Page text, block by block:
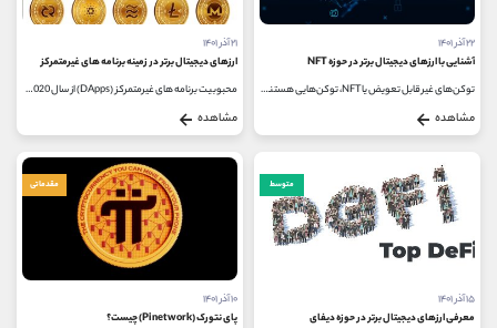
۲۲ آذر ۱۴۰۱
آشنایی با ارزهای دیجیتال برتر در حوزه NFT
توکن‌های غیرقابل تعویض یا NFT، توکن‌هایی هستند که از تکنولوژی بلاک‌ چین استفاده می‌کنند. این توکن‌ها غیر قابل تکثیر...
مشاهده
۲۱ آذر ۱۴۰۱
ارزهای دیجیتال برتر در زمینه برنامه های غیرمتمرکز
محبوبیت برنامه های غیرمتمرکز (DApps) از سال 2020 افزایش یافته است، با پروژه های web3 مانند Uniswap و Illuvium که باعث ایجاد موج های گسترده...
مشاهده
متوسط
۱۵ آذر ۱۴۰۱
معرفی ارزهای دیجیتال برتر در حوزه دیفای
مقدماتی
۱۰ آذر ۱۴۰۱
پای نتورک (Pi network) چیست؟